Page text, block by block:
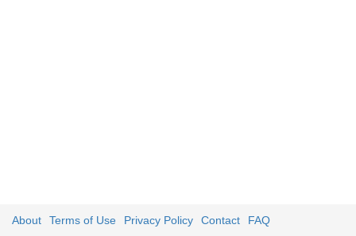
About Terms of Use Privacy Policy Contact FAQ